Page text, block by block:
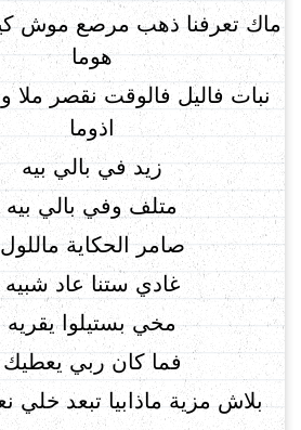
ماك تعرفنا ذهب مرصع موش
هوما
نبات فاليل فالوقت نقصر ملا
اذوما
زيد في بالي بيه
متلف وفي بالي بيه
صامر الحكاية ماللول
غادي ستنا عاد شبيه
مخي بستيلوا يقريه
فما كان ربي يعطيك
بلاش مزية ماذابيا تبعد خلي